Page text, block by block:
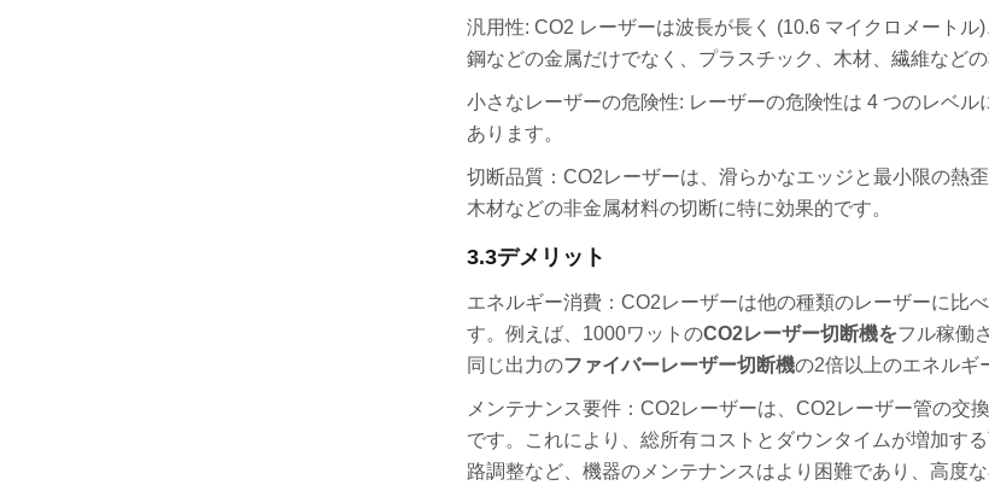
汎用性: CO2 レーザーは波長が長く (10.6 マイクロメート
鋼などの金属だけでなく、プラスチック、木材、繊維などの
小さなレーザーの危険性: レーザーの危険性は 4 つのレベル
あります。
切断品質：CO2レーザーは、滑らかなエッジと最小限の熱
木材などの非金属材料の切断に特に効果的です。
3.3デメリット
エネルギー消費：CO2レーザーは他の種類のレーザーに比
す。例えば、1000ワットのCO2レーザー切断機をフル稼働
同じ出力のファイバーレーザー切断機の2倍以上のエネルギ
メンテナンス要件：CO2レーザーは、CO2レーザー管の交
です。これにより、総所有コストとダウンタイムが増加す
路調整など、機器のメンテナンスはより困難であり、高度